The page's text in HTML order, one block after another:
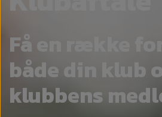
Få en række
både din klub
klubbens